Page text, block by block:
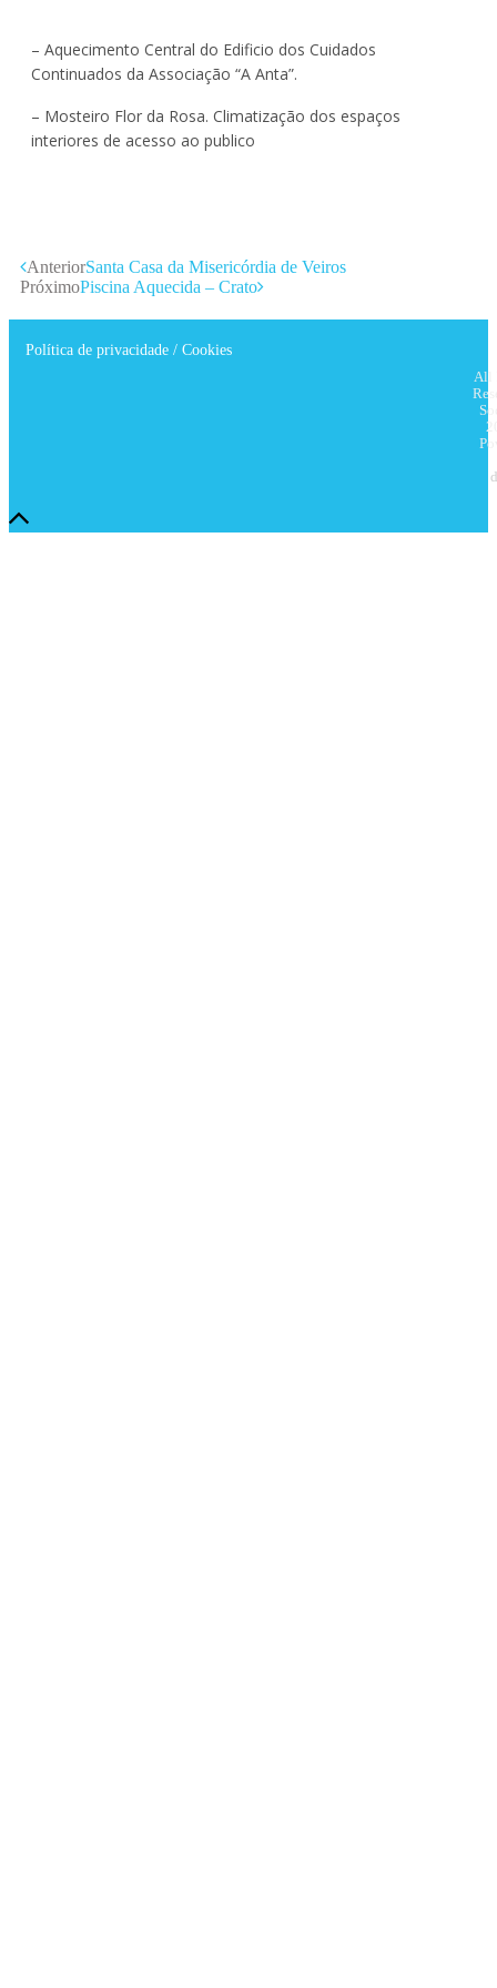
– Aquecimento Central do Edificio dos Cuidados
Continuados da Associação “A Anta”.
– Mosteiro Flor da Rosa. Climatização dos espaços
interiores de acesso ao publico
AnteriorSanta Casa da Misericórdia de Veiros
PróximoPiscina Aquecida – Crato
Política de privacidade / Cookies
All